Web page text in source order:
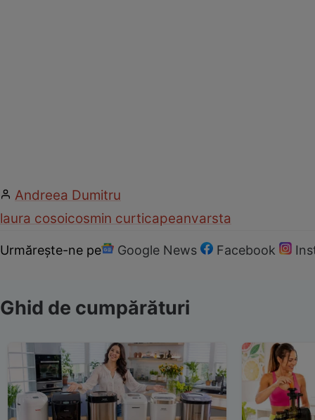
Andreea Dumitru
laura cosoicosmin curticapeanvarsta
Urmărește-ne pe Google News Facebook
Ghid de cumpărături